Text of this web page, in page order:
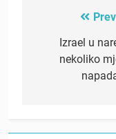
navigation
Izrael u
nekoliko